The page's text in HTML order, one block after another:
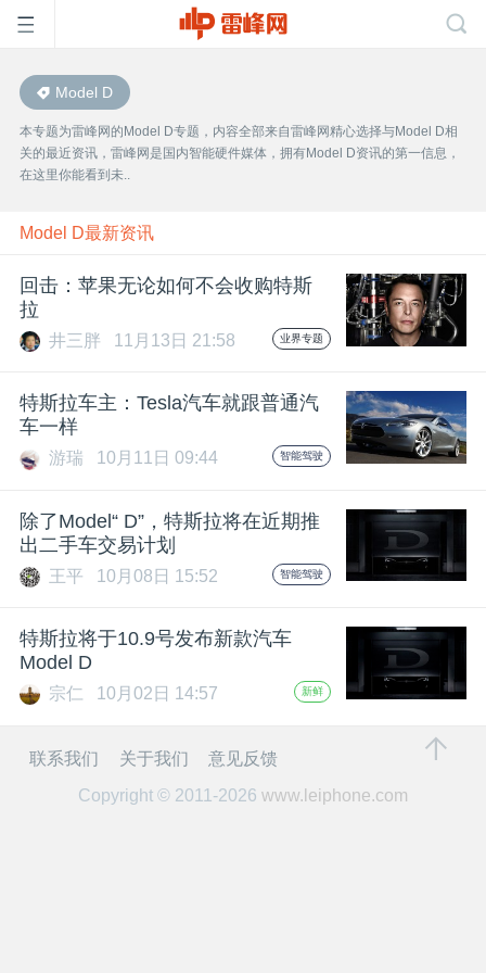
首
页
雷
峰
公
课
动
中
Model D
本专题为雷峰网的Model D专题，内容全部来自雷峰网精心选择与Model D相
关的最近资讯，雷峰网是国内智能硬件媒体，拥有Model D资讯的第一信息，
在这里你能看到未..
Model D最新资讯
回击：苹果无论如何不会收购特斯
拉
井三胖 11月13日 21:58 业界专题
特斯拉车主：Tesla汽车就跟普通汽
车一样
游瑞 10月11日 09:44 智能驾驶
除了Model“ D”，特斯拉将在近期推
出二手车交易计划
王平 10月08日 15:52 智能驾驶
特斯拉将于10.9号发布新款汽车
Model D
宗仁 10月02日 14:57 新鲜
联系我们 关于我们
意见反馈
Copyright © 2011-2026 www.leiphone.com